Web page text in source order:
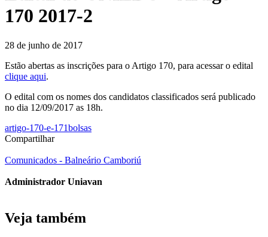
170 2017-2
28 de junho de 2017
Estão abertas as inscrições para o Artigo 170, para acessar o edital
clique aqui.
O edital com os nomes dos candidatos classificados será publicado
no dia 12/09/2017 as 18h.
artigo-170-e-171bolsas
Compartilhar
Comunicados - Balneário Camboriú
Administrador Uniavan
Veja também